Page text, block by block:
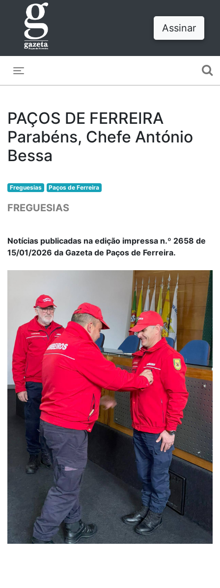
Assinar
PAÇOS DE FERREIRA
Parabéns, Chefe António
Bessa
Freguesias Paços de Ferreira
FREGUESIAS
Notícias publicadas na edição impressa n.º 2658 de
15/01/2026 da Gazeta de Paços de Ferreira.